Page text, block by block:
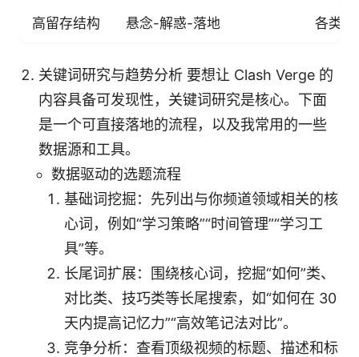
高留存结构 悬念-解惑-落地 各类频
关键词研究与趋势分析 要想让 Clash Verge 的
内容具备可发现性，关键词研究是核心。下面
是一个可直接落地的流程，以及我常用的一些
数据源和工具。
数据驱动的选题流程
基础词挖掘：先列出与你频道领域相关的核
心词，例如“学习策略”“时间管理”“学习工
具”等。
长尾词扩展：围绕核心词，挖掘“如何”类、
对比类、技巧类等长尾搜索，如“如何在 30
天内提高记忆力”“高效笔记法对比”。
竞争分析：查看顶级视频的标题、描述和标